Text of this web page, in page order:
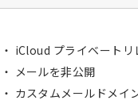
iCloud プライベートリ
メールを非公開
カスタムメールドメイ